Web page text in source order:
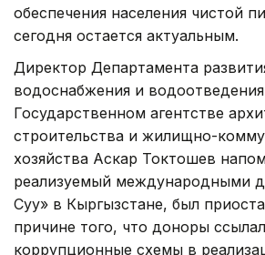
обеспечения населения чистой
сегодня остается актуальным.
Директор Департамента
водоснабжения и
Государственном агентстве
строительства и жилищно-
хозяйства Аскар Токтошев
реализуемый международными
Суу» в Кыргызстане, был
причине того, что доноры
коррупционные схемы в